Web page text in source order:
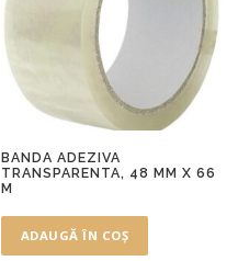
BANDA ADEZIVA
TRANSPARENTA, 48 MM X 66
M
ADAUGĂ ÎN COȘ